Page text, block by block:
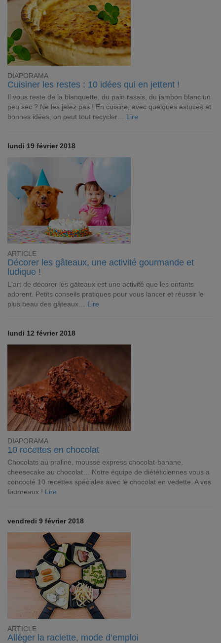
DIAPORAMA
Cuisiner les restes : 10 idées qui en jettent !
Il vous reste de la blanquette, du pain rassis, du jambon blanc un
peu sec ? Ne les jetez pas ! En cuisine, avec quelques astuces et
bonnes idées, on peut tout recycler… Lire
lundi 19 février 2018
ARTICLE
Décorer les gâteaux, une activité gourmande et
ludique !
L'art de décorer les gâteaux est une activité que les enfants
adorent. Petits conseils pratiques pour vous lancer et réussir le
plus beau des gâteaux… Lire
lundi 12 février 2018
DIAPORAMA
10 recettes en chocolat
Chocolats au praliné, mousse express chocolat-banane,
cheesecake au chocolat… Notre équipe de diététiciennes vous a
concocté 10 recettes spéciales avec le chocolat en vedette. A vos
fourneaux ! Lire
vendredi 9 février 2018
ARTICLE
Alléger la raclette, mode d’emploi